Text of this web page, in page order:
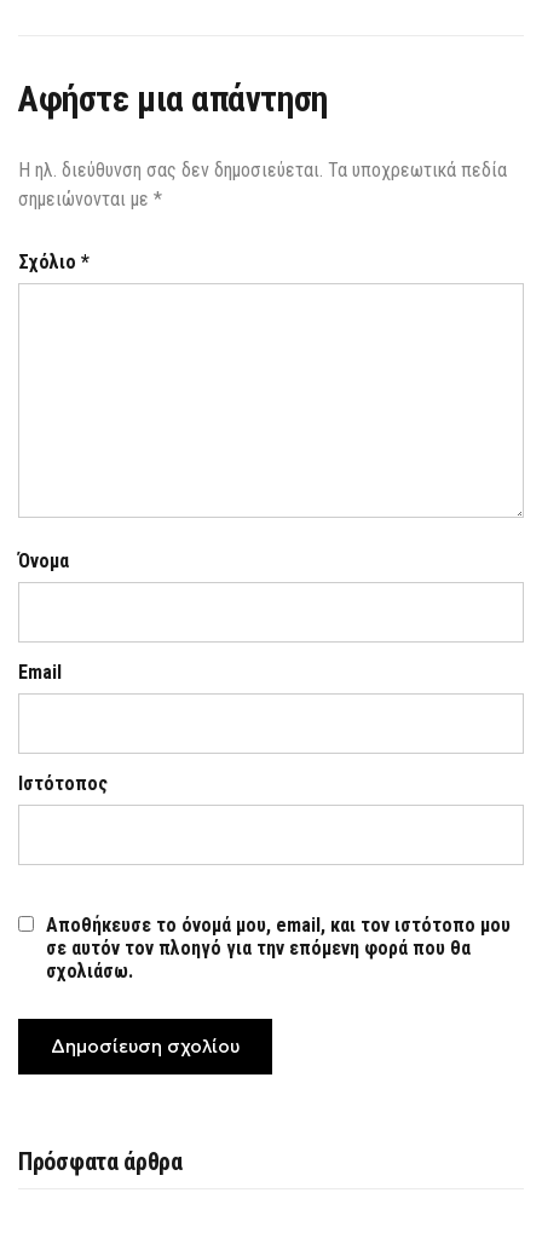
Αφήστε μια απάντηση
Η ηλ. διεύθυνση σας δεν δημοσιεύεται. Τα υποχρεωτικά πεδία
σημειώνονται με *
Σχόλιο *
Όνομα
Email
Ιστότοπος
Αποθήκευσε το όνομά μου, email, και τον ιστότοπο μου
σε αυτόν τον πλοηγό για την επόμενη φορά που θα
σχολιάσω.
Πρόσφατα άρθρα